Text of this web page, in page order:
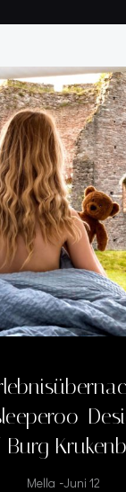
Burg
Mella -Juni 12